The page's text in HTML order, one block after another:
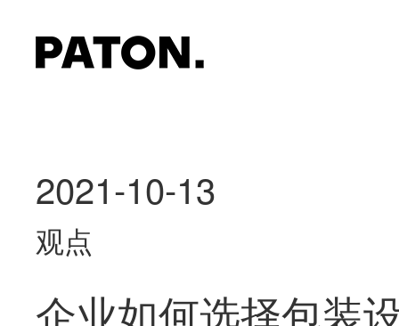
2021-10-13
观点
企业如何选择包装